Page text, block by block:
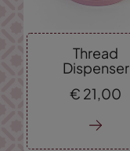
Thread
Dispenser
€ 21,00